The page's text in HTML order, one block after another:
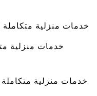
خدمات منزلية
خدمات منزلية
خدمات منزلية